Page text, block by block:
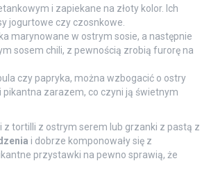
i zapiekane na złoty kolor. Ich
jogurtowe czy czosnkowe.
marynowane w ostrym sosie, a następnie
sosem chili, z pewnością zrobią furorę na
czy papryka, można wzbogacić o ostry
pikantna zarazem, co czyni ją świetnym
z tortilli z ostrym serem lub grzanki z pastą z
i dobrze komponowały się z
przystawki na pewno sprawią, że